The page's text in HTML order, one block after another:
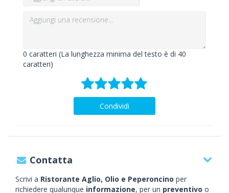
0 caratteri (La lunghezza minima del testo è di 40
caratteri)
Condividi
Contatta
Scrivi a Ristorante Aglio, Olio e Peperoncino per
richiedere qualunque informazione, per un preventivo o